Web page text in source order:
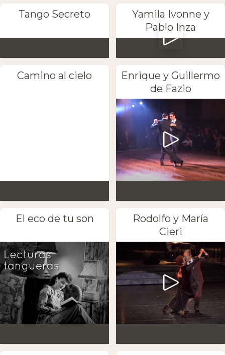
Tango Secreto
Yamila Ivonne y
Pablo Inza
Camino al cielo
Enrique y Guillermo
de Fazio
El eco de tu son
Rodolfo y María
Cieri